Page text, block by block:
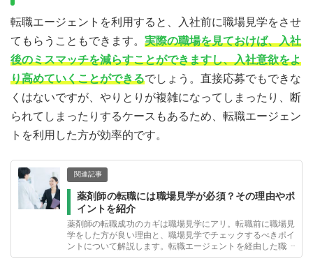
転職エージェントを利用すると、入社前に職場見学をさせ
てもらうこともできます。 実際の職場を見ておけば、入社
後のミスマッチを減らすことができますし、入社意欲をよ
り高めていくことができるでしょう。直接応募でもできな
くはないですが、やりとりが複雑になってしまったり、断
られてしまったりするケースもあるため、転職エージェン
トを利用した方が効率的です。
関連記事
薬剤師の転職には職場見学が必須？その理由やポ
イントを紹介
薬剤師の転職成功のカギは職場見学にアリ。転職前に職場見
学をした方が良い理由と、職場見学でチェックするべきポイ
ントについて解説します。転職エージェントを経由した職場
見学の申し込み方についても紹介します。